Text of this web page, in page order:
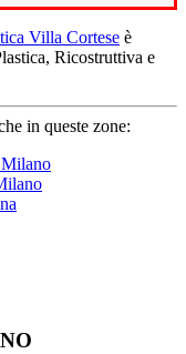
Villa Cortese è
Ricostruttiva e
in queste zone:
Milano